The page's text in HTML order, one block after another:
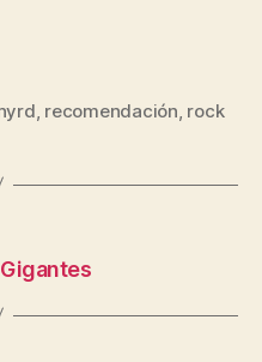
, recomendación, rock